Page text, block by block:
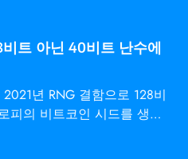
트 아닌 40비트 난수에
년 RNG 결함으로 128비
피의 비트코인 시드를 생성